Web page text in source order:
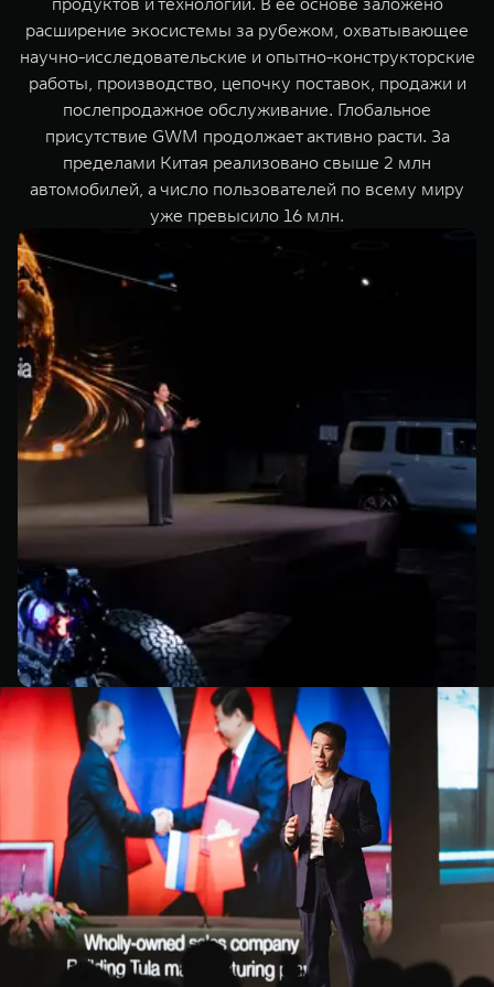
расширение экосистемы за рубежом, охватывающее
научно-исследовательские и опытно-конструкторские
работы, производство, цепочку поставок, продажи и
послепродажное обслуживание. Глобальное
присутствие GWM продолжает активно расти. За
пределами Китая реализовано свыше 2 млн
автомобилей, а число пользователей по всему миру
уже превысило 16 млн.